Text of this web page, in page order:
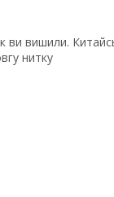
ви вишили.
нитку